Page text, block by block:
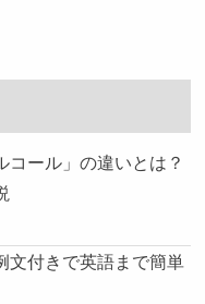
コール」の違いとは？
文付きで英語まで簡単